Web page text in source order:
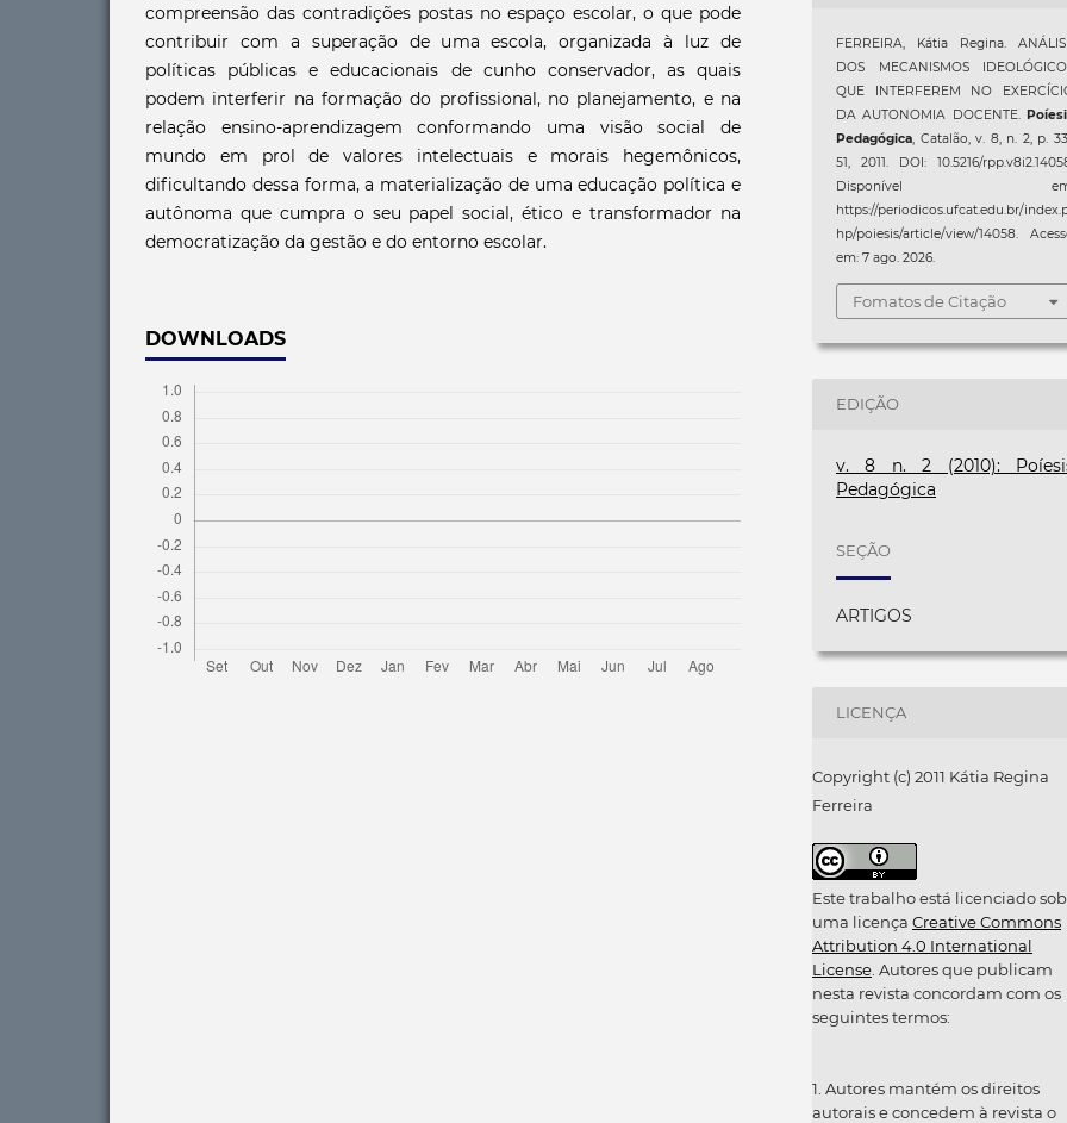
compreensão das contradições postas no espaço escolar, o que pode
contribuir com a superação de uma escola, organizada à luz de
políticas públicas e educacionais de cunho conservador, as quais
podem interferir na formação do profissional, no planejamento, e na
relação ensino-aprendizagem conformando uma visão social de
mundo em prol de valores intelectuais e morais hegemônicos,
dificultando dessa forma, a materialização de uma educação política e
autônoma que cumpra o seu papel social, ético e transformador na
democratização da gestão e do entorno escolar.
DOWNLOADS
FERREIRA, Kátia Regina.
DOS MECANISMOS
QUE INTERFEREM NO
DA AUTONOMIA DOCENTE.
Pedagógica, Catalão, v. 8, n. 2, p.
51, 2011. DOI: 10.5216/
Disponível
https://periodicos.ufcat.edu.br/
hp/poiesis/article/view/14058.
em: 7 ago. 2026.
Fomatos de Citação
EDIÇÃO
v. 8 n. 2 (2010):
Pedagógica
SEÇÃO
ARTIGOS
LICENÇA
Copyright (c) 2011 Kátia Regina
Ferreira
Este trabalho está licenciado sob
uma licença Creative Commons
Attribution 4.0 International
License . Autores que publicam
nesta revista concordam com os
seguintes termos:
1. Autores mantém os direitos
autorais e concedem à revista o